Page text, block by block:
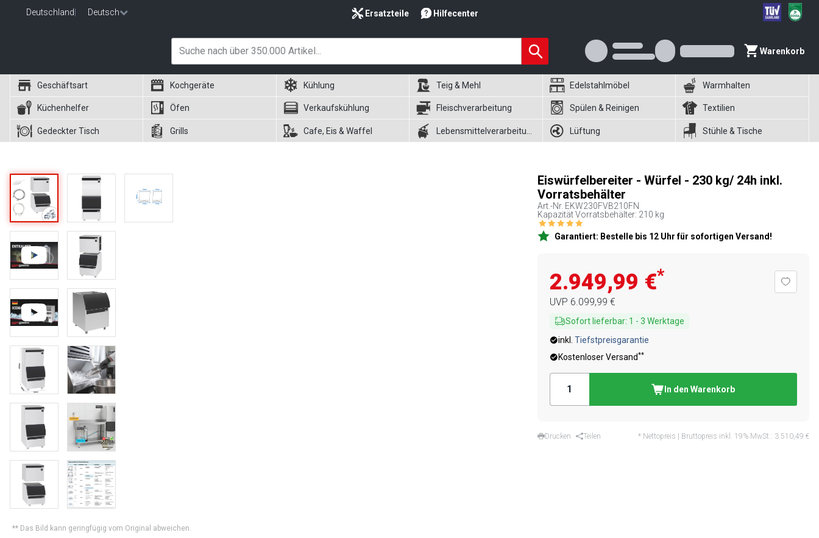
Deutschland Deutsch Ersatzteile Hilfecenter
Warenkorb
Geschäftsart Kochgeräte Kühlung Teig & Mehl Edelstahlmöbel Warmhalten
Küchenhelfer Öfen Verkaufskühlung Fleischverarbeitung Spülen & Reinigen Textilien
Gedeckter Tisch Grills Cafe, Eis & Waffel Lüftung Stühle & Tische
** Das Bild kann geringfügig vom Original abweichen.
Eiswürfelbereiter - Würfel - 230 kg/ 24h inkl.
Vorratsbehälter
Art.-Nr. EKW230FVB210FN
Kapazität Vorratsbehälter: 210 kg
Garantiert: Bestelle bis 12 Uhr für sofortigen Versand!
2.949,99 €*
UVP 6.099,99 €
Sofort lieferbar: 1 - 3 Werktage
inkl. Tiefstpreisgarantie
Kostenloser Versand**
In den Warenkorb
Drucken Teilen * Nettopreis | Bruttopreis inkl. 19% MwSt.: 3.510,49 €